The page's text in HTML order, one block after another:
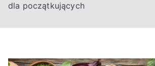
dla początkujących